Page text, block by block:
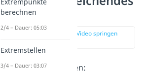
Kriterium
zur Stelle im Video springen
Du hast zwei Aussagen:
berechnen
2/4 – Dauer: 05:03
Extremstellen
3/4 – Dauer: 03:07